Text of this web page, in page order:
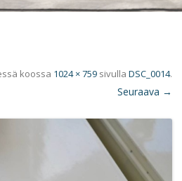
koossa 1024 × 759 sivulla DSC_0014.
Seuraava →